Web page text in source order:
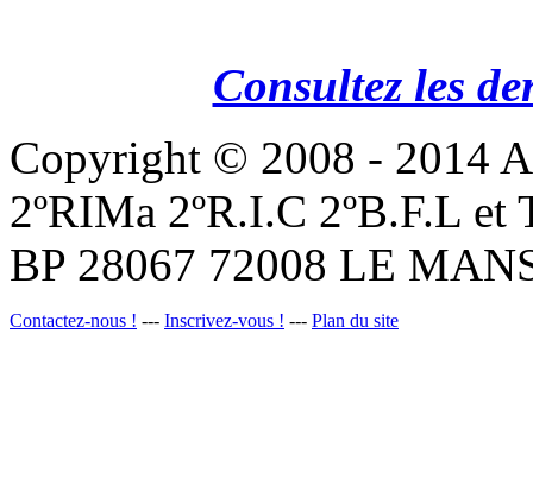
Consultez les
Copyright © 2008 - 2014
2ºRIMa 2ºR.I.C 2ºB.F.L
BP 28067 72008 LE
Contactez-nous ! --- Inscrivez-vous ! --- Plan du site